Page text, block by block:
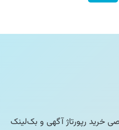
خرید رپورتاژ آگهی و بک‌لینک